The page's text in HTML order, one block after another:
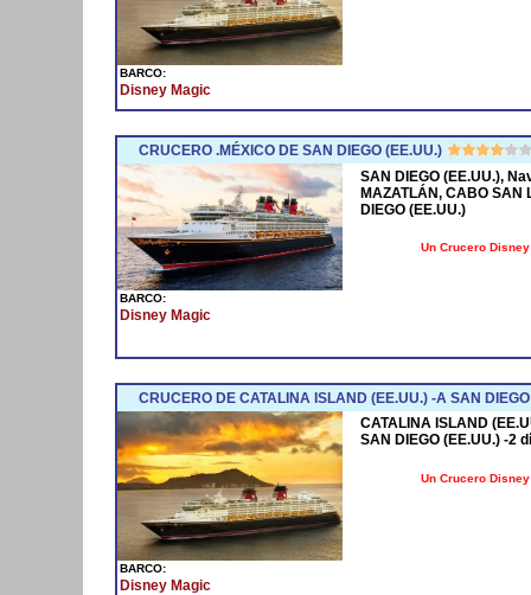
BARCO:
Disney Magic
CRUCERO .MÉXICO DE SAN DIEGO (EE.UU.)
BARCO:
Disney Magic
SAN DIEGO (EE.UU.),
MAZATLÁN, CABO
DIEGO (EE.UU.)
Un Crucero
CRUCERO DE CATALINA ISLAND (EE.UU.) -A SAN
BARCO:
Disney Magic
CATALINA ISLAND
SAN DIEGO (EE.UU.) -2
Un Crucero